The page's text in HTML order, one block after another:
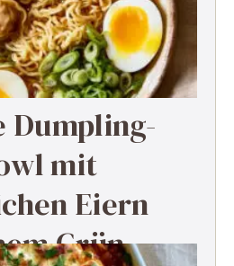
Dumpling-
mit
Eiern
Grün